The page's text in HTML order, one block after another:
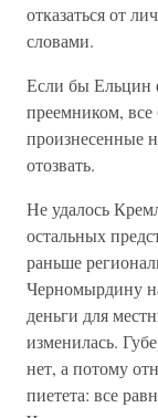
отказаться от
словами.
Если бы Ельцин
преемником,
произнесенные
отозвать.
Не удалось
остальных
раньше
Черномырдину
деньги для
изменилась.
нет, а потому
пиетета: все